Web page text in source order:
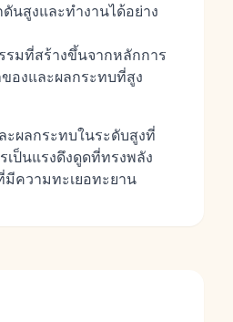
นสูงและทำงานได้อย่าง
มที่สร้างขึ้นจากหลักการ
องและผลกระทบที่สูง
ะผลกระทบในระดับสูงที่
เป็นแรงดึงดูดที่ทรงพลัง
ความทะเยอทะยาน